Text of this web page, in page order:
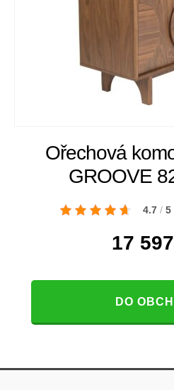
Ořechová
GROOVE
4.7 / 5
17 597
DO